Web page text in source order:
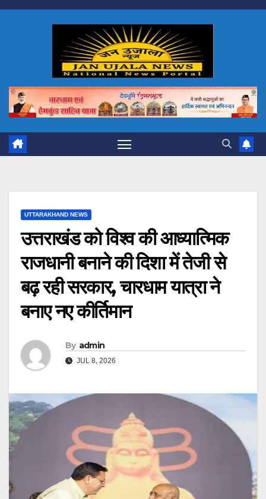
Skip
UTTARAKHAND NEWS
उत्तराखंड को विश्व की आध्यात्मिक
राजधानी बनाने की दिशा में तेजी से
बढ़ रही सरकार, चारधाम यात्रा ने
बनाए नए कीर्तिमान
By admin
JUL 8, 2026